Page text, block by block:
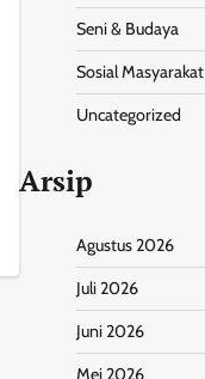
Seni & Budaya
Sosial Masyarakat
Uncategorized
Arsip
Agustus 2026
Juli 2026
Juni 2026
Mei 2026